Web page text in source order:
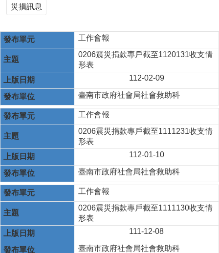
災損訊息
工作會報
0206震災捐款專戶截至1120131收支情
形表
112-02-09
臺南市政府社會局社會救助科
工作會報
0206震災捐款專戶截至1111231收支情
形表
112-01-10
臺南市政府社會局社會救助科
工作會報
0206震災捐款專戶截至1111130收支情
形表
111-12-08
臺南市政府社會局社會救助科